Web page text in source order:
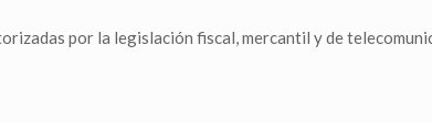
por la legislación fiscal, mercantil y de